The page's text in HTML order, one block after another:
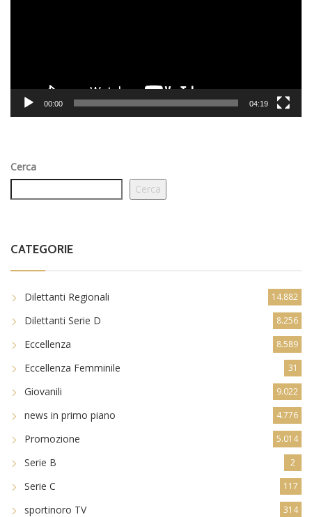
00:00 04:19
Cerca
Cerca
CATEGORIE
Dilettanti Regionali 14.882
Dilettanti Serie D 8.256
Eccellenza 8.589
Eccellenza Femminile 31
Giovanili 9.022
news in primo piano 4.776
Promozione 5.014
Serie B 2
Serie C 117
sportinoro TV 314